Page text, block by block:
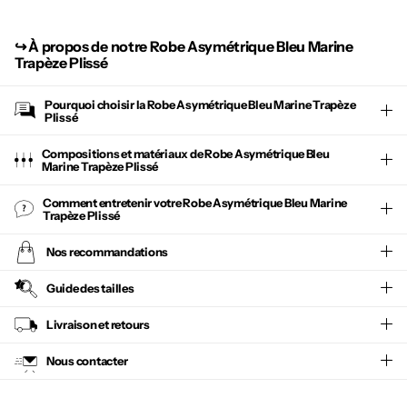
↪︎À propos de notre Robe Asymétrique Bleu Marine
Trapèze Plissé
Pourquoi choisir laRobe Asymétrique Bleu Marine Trapèze
Plissé
Compositions et matériaux de Robe Asymétrique Bleu
Marine Trapèze Plissé
Comment entretenir votreRobe Asymétrique Bleu Marine
Trapèze Plissé
Nos recommandations
Guide des tailles
Livraison et retours
Nous contacter